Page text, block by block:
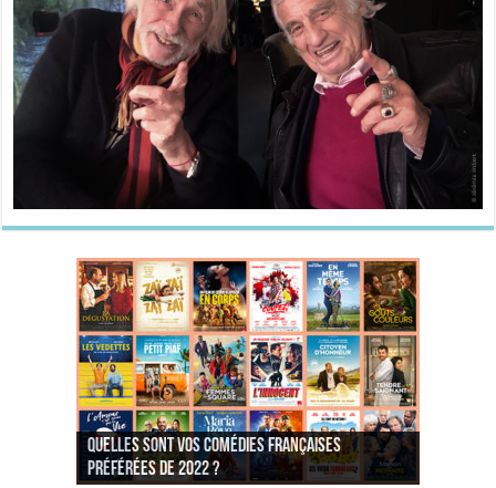
Quelles sont vos comédies françaises
préférées de 2022 ?
Quel est votre personnage préféré du Père
Noël est une ordure ?
Quelles sont vos comédies françaises
préférées de 2021 ?
Quel est votre « Gendarme » préféré ?
Quels sont vos 3 comédies de Jean-Marie Poiré
préférées ?
Quel est votre « Tati » préféré ?
Quel est votre « bronzé » préféré ?